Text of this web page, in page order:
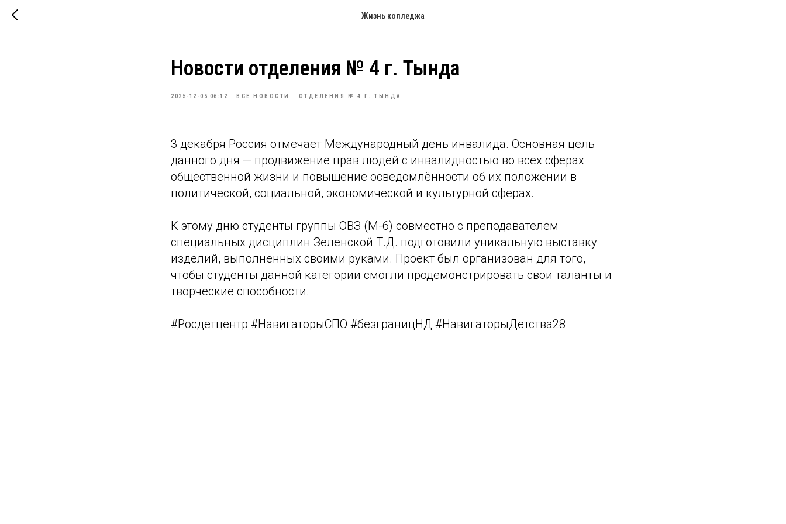
Жизнь колледжа
Новости отделения № 4 г. Тында
2025-12-05 06:12 ВСЕ НОВОСТИ ОТДЕЛЕНИЯ № 4 Г. ТЫНДА
3 декабря Россия отмечает Международный день инвалида. Основная цель
данного дня — продвижение прав людей с инвалидностью во всех сферах
общественной жизни и повышение осведомлённости об их положении в
политической, социальной, экономической и культурной сферах.
К этому дню студенты группы ОВЗ (М-6) совместно с преподавателем
специальных дисциплин Зеленской Т.Д. подготовили уникальную выставку
изделий, выполненных своими руками. Проект был организован для того,
чтобы студенты данной категории смогли продемонстрировать свои таланты и
творческие способности.
#Росдетцентр #НавигаторыСПО #безграницНД #НавигаторыДетства28